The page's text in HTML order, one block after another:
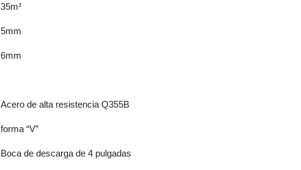
35m³
5mm
6mm
Acero de alta resistencia Q355B
forma “V”
Boca de descarga de 4 pulgadas